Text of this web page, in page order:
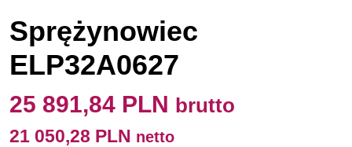
Sprężynowiec
ELP32A0627
25 891,84 PLN brutto
21 050,28 PLN netto